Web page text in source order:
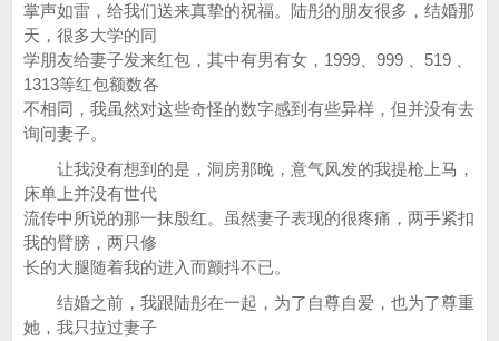
掌声如雷，给我们送来真挚的祝福。陆彤的朋友很多，结婚那
天，很多大学的同
学朋友给妻子发来红包，其中有男有女，1999、999 、519 、
1313等红包额数各
不相同，我虽然对这些奇怪的数字感到有些异样，但并没有去
询问妻子。
让我没有想到的是，洞房那晚，意气风发的我提枪上马，
床单上并没有世代
流传中所说的那一抹殷红。虽然妻子表现的很疼痛，两手紧扣
我的臂膀，两只修
长的大腿随着我的进入而颤抖不已。
结婚之前，我跟陆彤在一起，为了自尊自爱，也为了尊重
她，我只拉过妻子